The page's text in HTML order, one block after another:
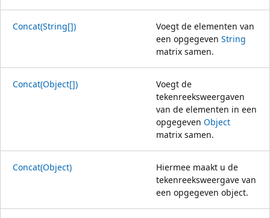
Concat(String[])
Voegt de elementen van
een opgegeven String
matrix samen.
Concat(Object[])
Voegt de
tekenreeksweergaven
van de elementen in een
opgegeven Object
matrix samen.
Concat(Object)
Hiermee maakt u de
tekenreeksweergave van
een opgegeven object.